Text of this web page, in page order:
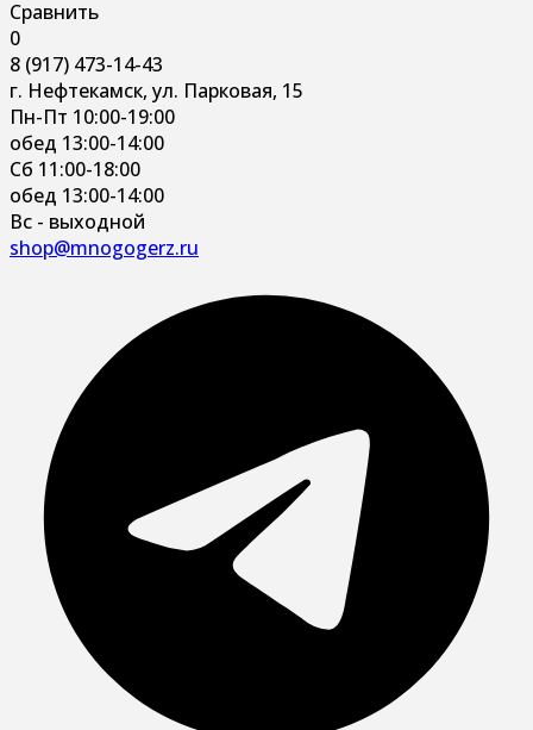
Сравнить
0
8 (917) 473-14-43
г. Нефтекамск, ул. Парковая, 15
Пн-Пт 10:00-19:00
обед 13:00-14:00
Сб 11:00-18:00
обед 13:00-14:00
Вс - выходной
shop@mnogogerz.ru